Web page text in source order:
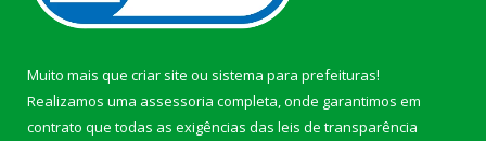
Muito mais que criar site ou sistema para prefeituras!
Realizamos uma assessoria completa, onde garantimos em
contrato que todas as exigências das leis de transparência